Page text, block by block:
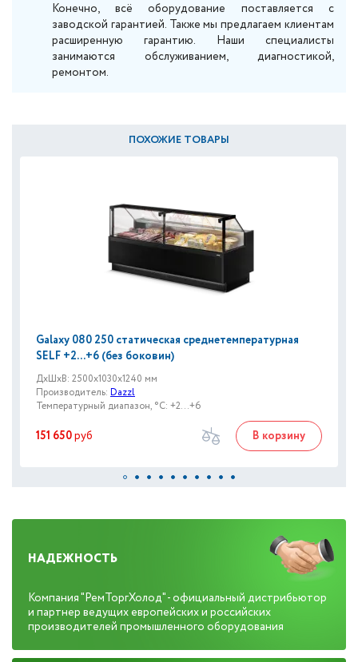
Конечно, всё оборудование поставляется с
заводской гарантией. Также мы предлагаем клиентам
расширенную гарантию. Наши специалисты
занимаются обслуживанием, диагностикой,
ремонтом.
ПОХОЖИЕ ТОВАРЫ
Galaxy 080 250 статическая среднетемпературная
SELF +2...+6 (без боковин)
ДxШxВ: 2500x1030x1240 мм
Производитель: Dazzl
Температурный диапазон, °C: +2...+6
151 650руб В корзину
НАДЕЖНОСТЬ
Компания "РемТоргХолод" - официальный дистрибьютор
и партнер ведущих европейских и российских
производителей промышленного оборудования